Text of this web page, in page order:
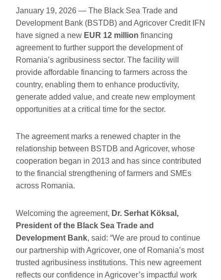
January 19, 2026 — The Black Sea Trade and
Development Bank (BSTDB) and Agricover Credit IFN
have signed a new EUR 12 million financing
agreement to further support the development of
Romania’s agribusiness sector. The facility will
provide affordable financing to farmers across the
country, enabling them to enhance productivity,
generate added value, and create new employment
opportunities at a critical time for the sector.
The agreement marks a renewed chapter in the
relationship between BSTDB and Agricover, whose
cooperation began in 2013 and has since contributed
to the financial strengthening of farmers and SMEs
across Romania.
Welcoming the agreement, Dr. Serhat Köksal,
President of the Black Sea Trade and
Development Bank, said: “We are proud to continue
our partnership with Agricover, one of Romania’s most
trusted agribusiness institutions. This new agreement
reflects our confidence in Agricover’s impactful work